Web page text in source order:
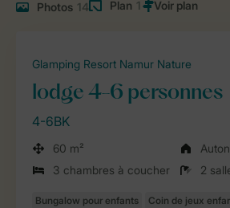
Photos 14 Plan 1
Glamping Resort Namur Nature
lodge 4-6 personnes
4-6BK
60 m²
3 chambres à coucher
2